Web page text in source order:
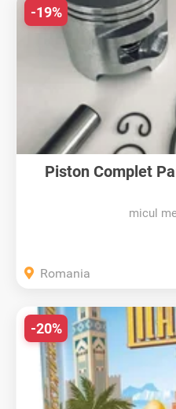
Piston Complet
micul
-19%
Romania
-20%